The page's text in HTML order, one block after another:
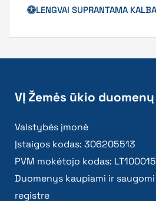
LENGVAI SUPRANTAMA KALBA
VĮ Žemės ūkio
Valstybės įmonė
Įstaigos kodas: 306205513
PVM mokėtojo kodas:
Duomenys kaupiami ir
registre